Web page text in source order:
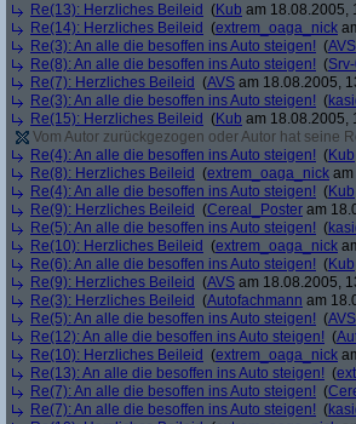
Re(13): Herzliches Beileid (Kub am 18.08.2005,
Re(14): Herzliches Beileid (extrem_oaga_nick
Re(3): An alle die besoffen ins Auto steigen! (AVS
Re(8): An alle die besoffen ins Auto steigen! (
Re(7): Herzliches Beileid (AVS am 18.08.2005,
Re(3): An alle die besoffen ins Auto steigen! (
Re(15): Herzliches Beileid (Kub am 18.08.2005,
Vom Autor zurückgezogen oder Autor hat seine
Re(4): An alle die besoffen ins Auto steigen! (Kub
Re(8): Herzliches Beileid (extrem_oaga_nick
Re(4): An alle die besoffen ins Auto steigen! (Kub
Re(9): Herzliches Beileid (Cereal_Poster am
Re(5): An alle die besoffen ins Auto steigen! (
Re(10): Herzliches Beileid (extrem_oaga_nick
Re(6): An alle die besoffen ins Auto steigen! (Kub
Re(9): Herzliches Beileid (AVS am 18.08.2005,
Re(3): Herzliches Beileid (Autofachmann am
Re(5): An alle die besoffen ins Auto steigen! (AVS
Re(12): An alle die besoffen ins Auto steigen! (
Re(10): Herzliches Beileid (extrem_oaga_nick
Re(13): An alle die besoffen ins Auto steigen! (
Re(7): An alle die besoffen ins Auto steigen! (
Re(7): An alle die besoffen ins Auto steigen! (